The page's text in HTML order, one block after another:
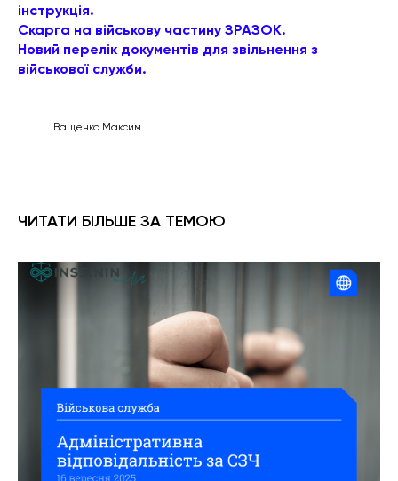
інструкція.
Скарга на військову частину ЗРАЗОК.
Новий перелік документів для звільнення з
військової служби.
Ващенко Максим
ЧИТАТИ БІЛЬШЕ ЗА ТЕМОЮ